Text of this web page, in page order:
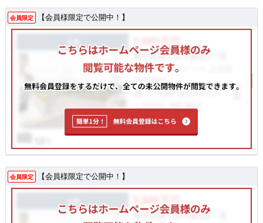
会員限定 【会員様限定で公開中！】
会員限定 【会員様限定で公開中！】